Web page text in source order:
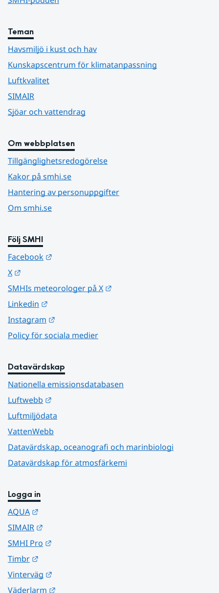
Teman
Havsmiljö i kust och hav
Kunskapscentrum för klimatanpassning
Luftkvalitet
SIMAIR
Sjöar och vattendrag
Om webbplatsen
Tillgänglighetsredogörelse
Kakor på smhi.se
Hantering av personuppgifter
Om smhi.se
Följ SMHI
Facebook
X
SMHIs meteorologer på X
Linkedin
Instagram
Policy för sociala medier
Datavärdskap
Nationella emissionsdatabasen
Luftwebb
Luftmiljödata
VattenWebb
Datavärdskap, oceanografi och marinbiologi
Datavärdskap för atmosfärkemi
Logga in
AQUA
SIMAIR
SMHI Pro
Timbr
Vinterväg
Väderlarm